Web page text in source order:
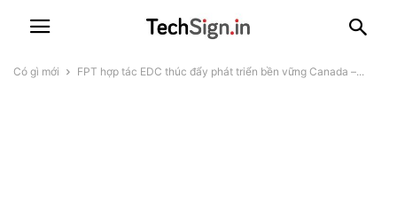
Có gì mới FPT hợp tác EDC thúc đẩy phát triển bền vững Canada –...